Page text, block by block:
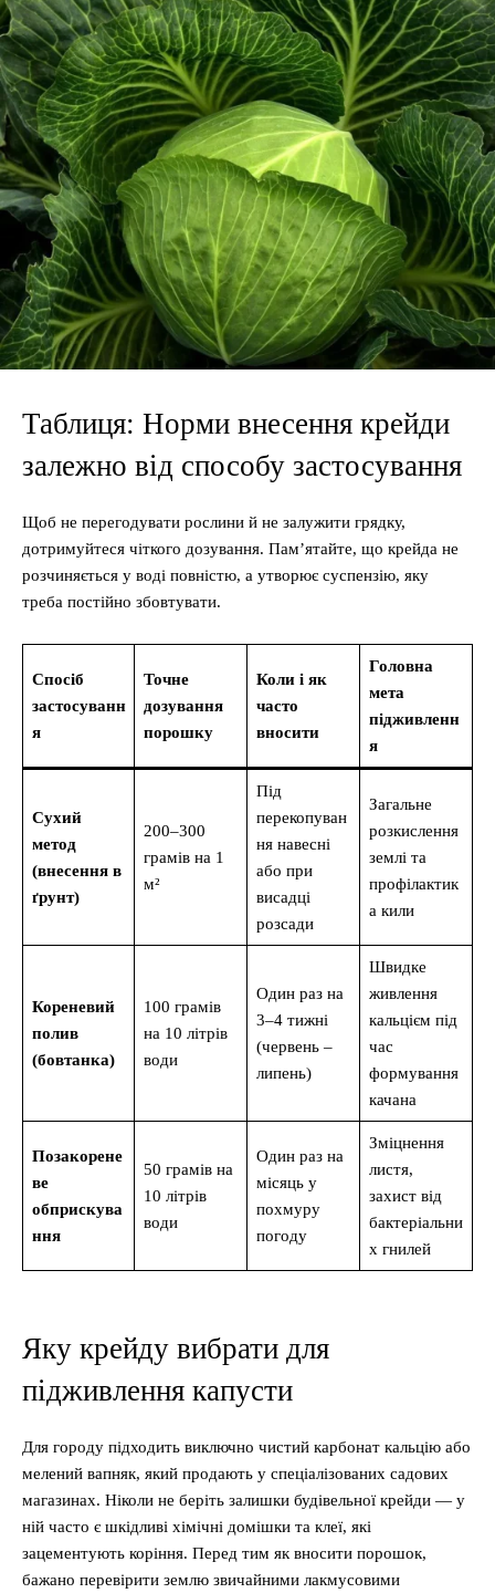
Таблиця: Норми внесення крейди
залежно від способу застосування
Щоб не перегодувати рослини й не залужити грядку,
дотримуйтеся чіткого дозування. Пам’ятайте, що крейда не
розчиняється у воді повністю, а утворює суспензію, яку
треба постійно збовтувати.
Спосіб
застосуванн
я
Точне
дозування
порошку
Коли і як
часто
вносити
Головна
мета
підживленн
я
Сухий
метод
(внесення в
ґрунт)
200–300
грамів на 1
м²
Під
перекопуван
ня навесні
або при
висадці
розсади
Загальне
розкислення
землі та
профілактик
а кили
Кореневий
полив
(бовтанка)
100 грамів
на 10 літрів
води
Один раз на
3–4 тижні
(червень –
липень)
Швидке
живлення
кальцієм під
час
формування
качана
Позакорене
ве
обприскува
ння
50 грамів на
10 літрів
води
Один раз на
місяць у
похмуру
погоду
Зміцнення
листя,
захист від
бактеріальни
х гнилей
Яку крейду вибрати для
підживлення капусти
Для городу підходить виключно чистий карбонат кальцію або
мелений вапняк, який продають у спеціалізованих садових
магазинах. Ніколи не беріть залишки будівельної крейди — у
ній часто є шкідливі хімічні домішки та клеї, які
зацементують коріння. Перед тим як вносити порошок,
бажано перевірити землю звичайними лакмусовими